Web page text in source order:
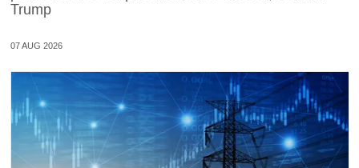
Trump
07 AUG 2026